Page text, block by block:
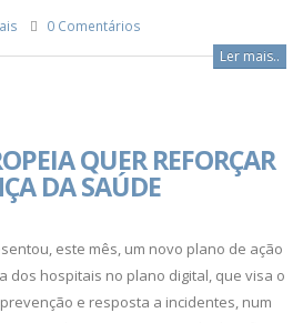
0 Comentários
Ler mais..
QUER REFORÇAR
DA SAÚDE
este mês, um novo plano de ação
dos hospitais no plano digital, que visa o
e resposta a incidentes, num